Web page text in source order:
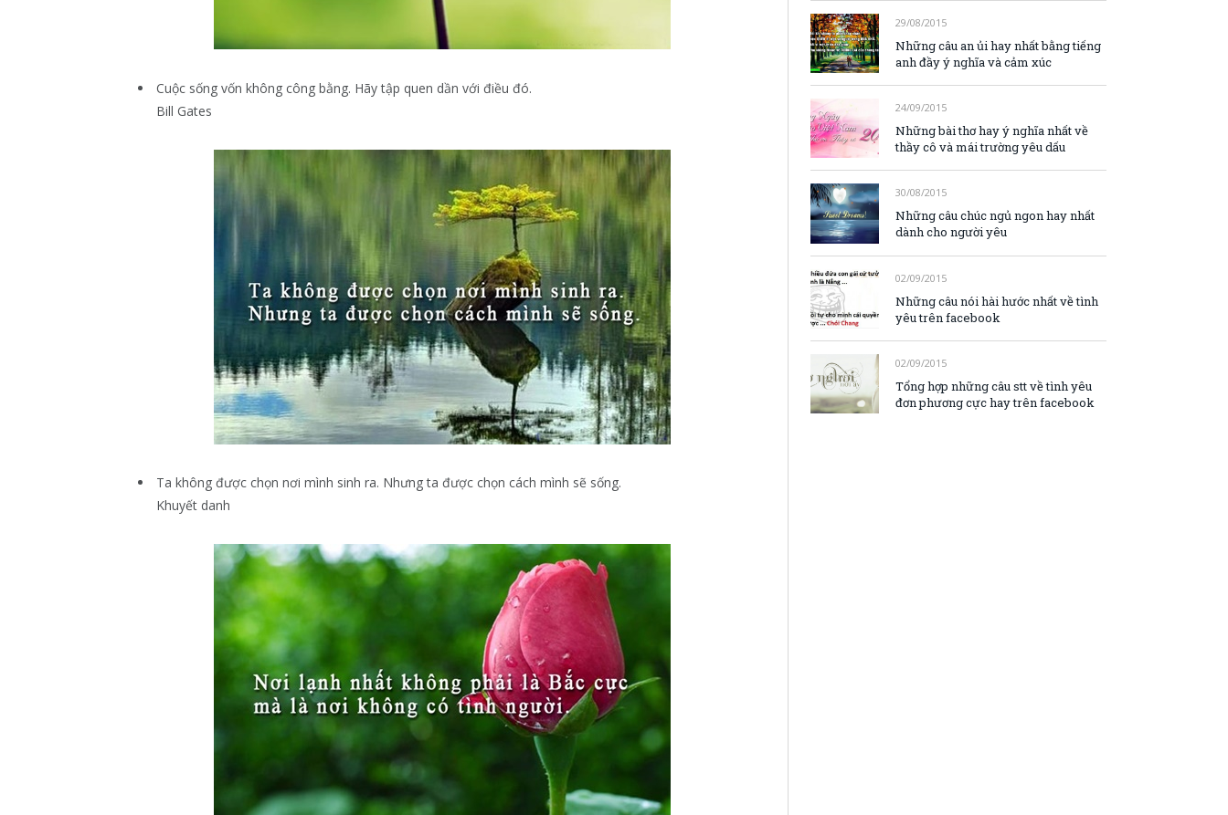
Cuộc sống vốn không công bằng. Hãy tập quen dần với điều đó.
Bill Gates
Ta không được chọn nơi mình sinh ra. Nhưng ta được chọn cách mình sẽ sống.
Khuyết danh
29/08/2015
Những câu an ủi hay nhất bằng tiếng
anh đầy ý nghĩa và cảm xúc
24/09/2015
Những bài thơ hay ý nghĩa nhất về
thầy cô và mái trường yêu dấu
30/08/2015
Những câu chúc ngủ ngon hay nhất
dành cho người yêu
02/09/2015
Những câu nói hài hước nhất về tình
yêu trên facebook
02/09/2015
Tổng hợp những câu stt về tình yêu
đơn phương cực hay trên facebook